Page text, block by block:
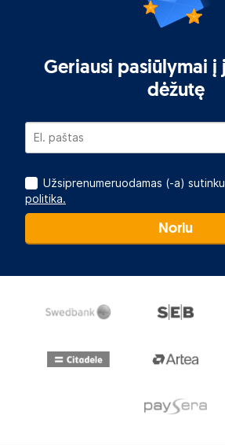
Geriausi pasiūlymai į
dėžutę
Užsiprenumeruodamas (-a)
politika.
Noriu